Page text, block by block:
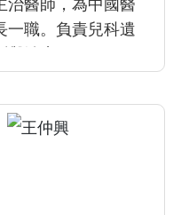
治醫師，為中國醫
一職。負責兒科遺